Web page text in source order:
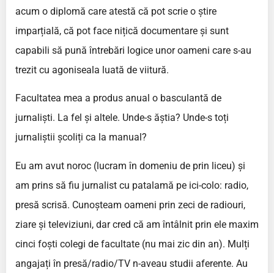
acum o diplomă care atestă că pot scrie o știre
imparțială, că pot face nițică documentare și sunt
capabili să pună întrebări logice unor oameni care s-au
trezit cu agoniseala luată de viitură.
Facultatea mea a produs anual o basculantă de
jurnaliști. La fel și altele. Unde-s ăștia? Unde-s toți
jurnaliștii școliți ca la manual?
Eu am avut noroc (lucram în domeniu de prin liceu) și
am prins să fiu jurnalist cu patalamă pe ici-colo: radio,
presă scrisă. Cunoșteam oameni prin zeci de radiouri,
ziare și televiziuni, dar cred că am întâlnit prin ele maxim
cinci foști colegi de facultate (nu mai zic din an). Mulți
angajați în presă/radio/TV n-aveau studii aferente. Au